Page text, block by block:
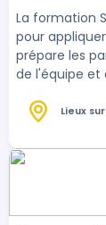
La formation
pour
prépare les
de l'équipe et
Lieux